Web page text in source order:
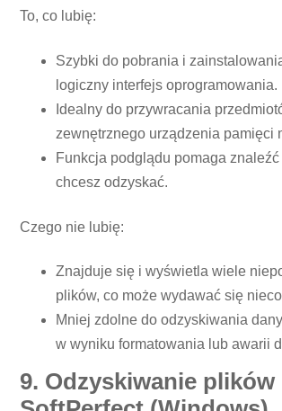
To, co lubię:
Szybki do pobrania i
logiczny interfejs oprogramowania.
Idealny do przywracania
zewnętrznego urządzenia pamięci
Funkcja podglądu pomaga
chcesz odzyskać.
Czego nie lubię:
Znajduje się i wyświetla wiele
plików, co może wydawać się
Mniej zdolne do odzyskiwania
w wyniku formatowania lub awarii
9. Odzyskiwanie plików